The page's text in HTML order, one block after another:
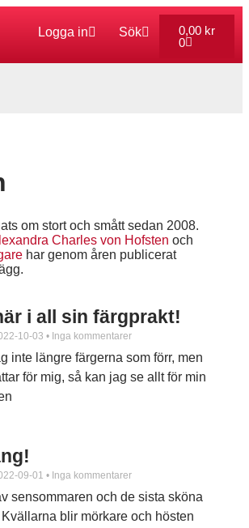
Logga in Sök 0,00 kr
0
om stort och smått sedan 2008.
Charles von Hofsten och
har genom åren publicerat
i all sin färgprakt!
10-03 Inga kommentarer
inte längre färgerna som förr, men
för mig, så kan jag se allt för min
09-01 Inga kommentarer
sensommaren och de sista sköna
blir mörkare och hösten